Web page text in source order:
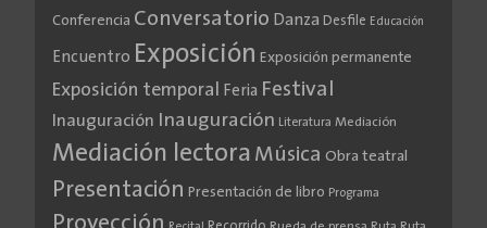
Conferencia Conversatorio Danza Desfile Educación
Encuentro Exposición Exposición permanente
Exposición temporal Feria Festival
Inauguración Inauguración Literatura Mediación
Mediación lectora Música Obra teatral
Presentación Presentación de libro Programa